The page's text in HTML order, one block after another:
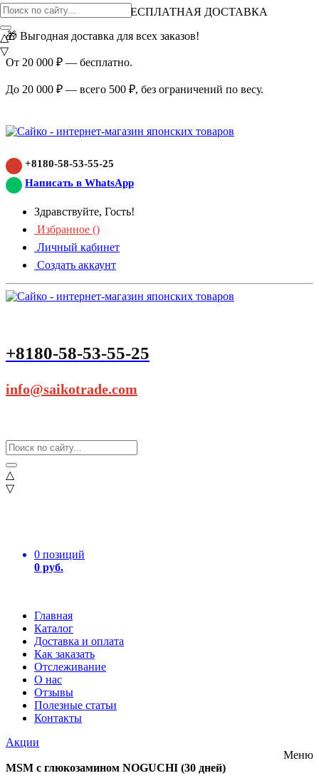
ВНИМАНИЕ АКЦИЯ!
БЕСПЛАТНАЯ ДОСТАВКА
🎁 Выгодная доставка для всех заказов!
От 20 000 ₽ — бесплатно.
До 20 000 ₽ — всего 500 ₽, без ограничений по весу.
+8180-58-53-55-25
Написать в WhatsApp
Здравствуйте, Гость!
Избранное ()
Личный кабинет
Создать аккаунт
+8180-58-53-55-25
info@saikotrade.com
△
▽
0 позиций
0 руб.
Главная
Каталог
Доставка и оплата
Как заказать
Отслеживание
О нас
Отзывы
Полезные статьи
Контакты
Акции
△
▽
Меню
MSM с глюкозамином NOGUCHI (30 дней)